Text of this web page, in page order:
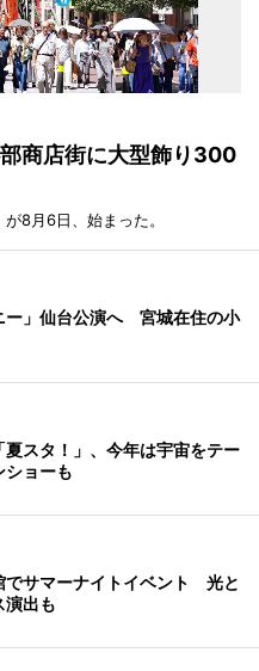
商店街に大型飾り300
8月6日、始まった。
ー」仙台公演へ 宮城在住の小
スタ！」、今年は宇宙をテー
ョーも
でサマーナイトイベント 光と
演出も